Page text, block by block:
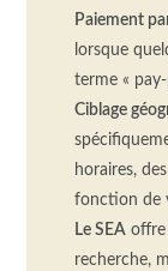
Paiement
lorsque
terme «
Ciblage
horaires,
fonction de
LeSEA offre
recherche,